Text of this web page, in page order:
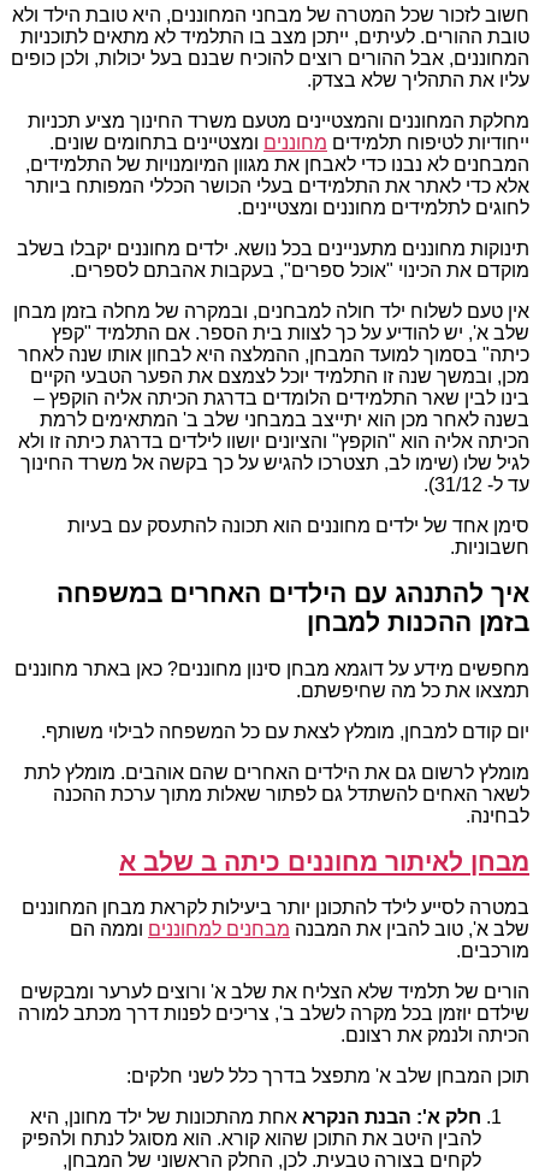
חשוב לזכור שכל המטרה של מבחני המחוננים, היא טובת הילד ולא
טובת ההורים. לעיתים, ייתכן מצב בו התלמיד לא מתאים לתוכניות
המחוננים, אבל ההורים רוצים להוכיח שבנם בעל יכולות, ולכן כופים
עליו את התהליך שלא בצדק.
מחלקת המחוננים והמצטיינים מטעם משרד החינוך מציע תכניות
ייחודיות לטיפוח תלמידים מחוננים ומצטיינים בתחומים שונים.
המבחנים לא נבנו כדי לאבחן את מגוון המיומנויות של התלמידים,
אלא כדי לאתר את התלמידים בעלי הכושר הכללי המפותח ביותר
לחוגים לתלמידים מחוננים ומצטיינים.
תינוקות מחוננים מתעניינים בכל נושא. ילדים מחוננים יקבלו בשלב
מוקדם את הכינוי "אוכל ספרים", בעקבות אהבתם לספרים.
אין טעם לשלוח ילד חולה למבחנים, ובמקרה של מחלה בזמן מבחן
שלב א', יש להודיע על כך לצוות בית הספר. אם התלמיד "קפץ
כיתה" בסמוך למועד המבחן, ההמלצה היא לבחון אותו שנה לאחר
מכן, ובמשך שנה זו התלמיד יוכל לצמצם את הפער הטבעי הקיים
בינו לבין שאר התלמידים הלומדים בדרגת הכיתה אליה הוקפץ –
בשנה לאחר מכן הוא יתייצב במבחני שלב ב' המתאימים לרמת
הכיתה אליה הוא "הוקפץ" והציונים יושוו לילדים בדרגת כיתה זו ולא
לגיל שלו (שימו לב, תצטרכו להגיש על כך בקשה אל משרד החינוך
עד ל- 31/12).
סימן אחד של ילדים מחוננים הוא תכונה להתעסק עם בעיות
חשבוניות.
איך להתנהג עם הילדים האחרים במשפחה
בזמן ההכנות למבחן
מחפשים מידע על דוגמא מבחן סינון מחוננים? כאן באתר מחוננים
תמצאו את כל מה שחיפשתם.
יום קודם למבחן, מומלץ לצאת עם כל המשפחה לבילוי משותף.
מומלץ לרשום גם את הילדים האחרים שהם אוהבים. מומלץ לתת
לשאר האחים להשתדל גם לפתור שאלות מתוך ערכת ההכנה
לבחינה.
מבחן לאיתור מחוננים כיתה ב שלב א
במטרה לסייע לילד להתכונן יותר ביעילות לקראת מבחן המחוננים
שלב א', טוב להבין את המבנה מבחנים למחוננים וממה הם
מורכבים.
הורים של תלמיד שלא הצליח את שלב א' ורוצים לערער ומבקשים
שילדם יוזמן בכל מקרה לשלב ב', צריכים לפנות דרך מכתב למורה
הכיתה ולנמק את רצונם.
תוכן המבחן שלב א' מתפצל בדרך כלל לשני חלקים:
חלק א': הבנת הנקרא אחת מהתכונות של ילד מחונן, היא
להבין היטב את התוכן שהוא קורא. הוא מסוגל לנתח ולהפיק
לקחים בצורה טבעית. לכן, החלק הראשוני של המבחן,